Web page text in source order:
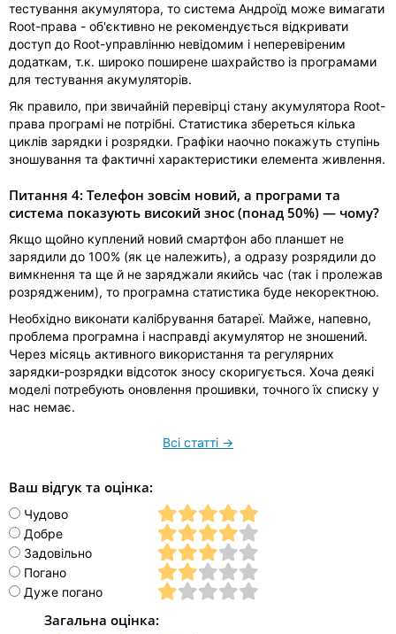
тестування акумулятора, то система Андроїд може вимагати
Root-права - об'єктивно не рекомендується відкривати
доступ до Root-управлінню невідомим і неперевіреним
додаткам, т.к. широко поширене шахрайство із програмами
для тестування акумуляторів.
Як правило, при звичайній перевірці стану акумулятора Root-
права програмі не потрібні. Статистика збереться кілька
циклів зарядки і розрядки. Графіки наочно покажуть ступінь
зношування та фактичні характеристики елемента живлення.
Питання 4: Телефон зовсім новий, а програми та
система показують високий знос (понад 50%) — чому?
Якщо щойно куплений новий смартфон або планшет не
зарядили до 100% (як це належить), а одразу розрядили до
вимкнення та ще й не заряджали якийсь час (так і пролежав
розрядженим), то програмна статистика буде некоректною.
Необхідно виконати калібрування батареї. Майже, напевно,
проблема програмна і насправді акумулятор не зношений.
Через місяць активного використання та регулярних
зарядки-розрядки відсоток зносу скоригується. Хоча деякі
моделі потребують оновлення прошивки, точного їх списку у
нас немає.
Всі статті →
Ваш відгук та оцінка:
Чудово
Добре
Задовільно
Погано
Дуже погано
Загальна оцінка: